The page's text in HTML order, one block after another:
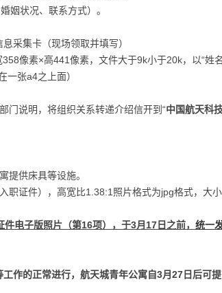
姻状况、联系方式）。
采集卡（现场领取并填写）
素×高441像素，文件大于9k小于20k，以“姓名
张a4之上面）
明，将组织关系转递介绍信开到“中国航天科
供床具等设施。
件），高宽比1.38:1照片格式为jpg格式，大小
电子版照片（第16项），于3月17日之前， 统一
作的正常进行，航天城青年公寓自3月27日后可